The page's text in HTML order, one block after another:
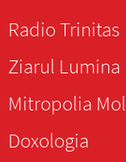
Radio Trinitas
Ziarul Lumina
Mitropolia
Doxologia